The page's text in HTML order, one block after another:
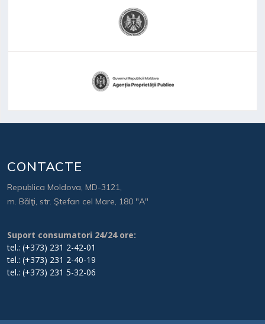
CONTACTE
Republica Moldova, MD-3121,
m. Bălţi, str. Ştefan cel Mare, 180 "A"
Suport consumatori 24/24 ore:
tel.: (+373) 231 2-42-01
tel.: (+373) 231 2-40-19
tel.: (+373) 231 5-32-06